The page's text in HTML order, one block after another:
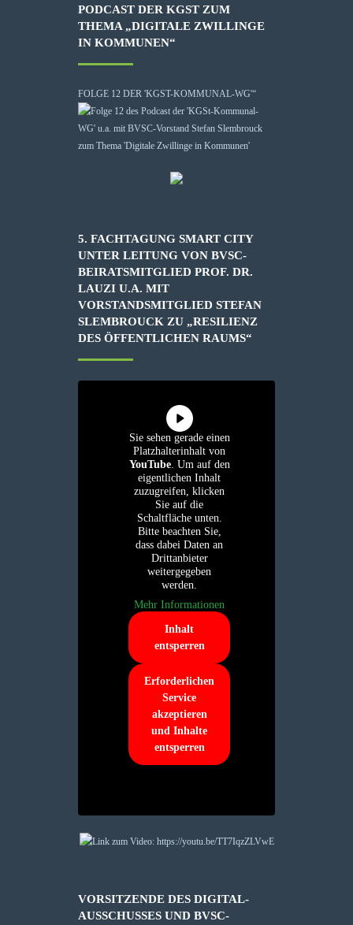
PODCAST DER KGST ZUM
THEMA „DIGITALE ZWILLINGE
IN KOMMUNEN“
FOLGE 12 DER 'KGST-KOMMUNAL-WG'“
5. FACHTAGUNG SMART CITY
UNTER LEITUNG VON BVSC-
BEIRATSMITGLIED PROF. DR.
LAUZI U.A. MIT
VORSTANDSMITGLIED STEFAN
SLEMBROUCK ZU „RESILIENZ
DES ÖFFENTLICHEN RAUMS“
Sie sehen gerade einen
Platzhalterinhalt von
YouTube. Um auf den
eigentlichen Inhalt
zuzugreifen, klicken
Sie auf die
Schaltfläche unten.
Bitte beachten Sie,
dass dabei Daten an
Drittanbieter
weitergegeben
werden.
Mehr Informationen
Inhalt
entsperren
Erforderlichen
Service
akzeptieren
und Inhalte
entsperren
VORSITZENDE DES DIGITAL-
AUSSCHUSSES UND BVSC-